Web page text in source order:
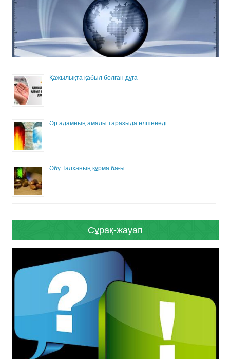
Қажылықта қабыл болған дұға
Әр адамның амалы таразыда өлшенеді
Әбу Талханың құрма бағы
Сұрақ-жауап